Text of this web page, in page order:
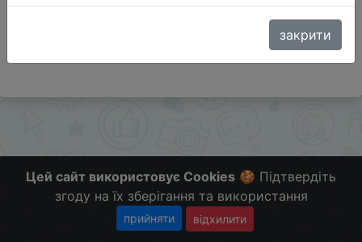
Слідкуйте за знижками на мобільному, в телеграм
Цей сайт використовує Cookies 🍪 Підтвердіть
згоду на їх зберігання та використання
прийняти відхилити
закрити